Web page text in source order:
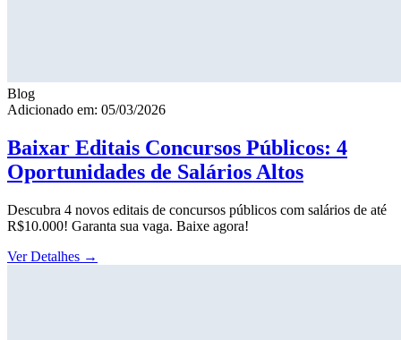
Blog
Adicionado em: 05/03/2026
Baixar Editais Concursos Públicos: 4
Oportunidades de Salários Altos
Descubra 4 novos editais de concursos públicos com salários de até
R$10.000! Garanta sua vaga. Baixe agora!
Ver Detalhes →